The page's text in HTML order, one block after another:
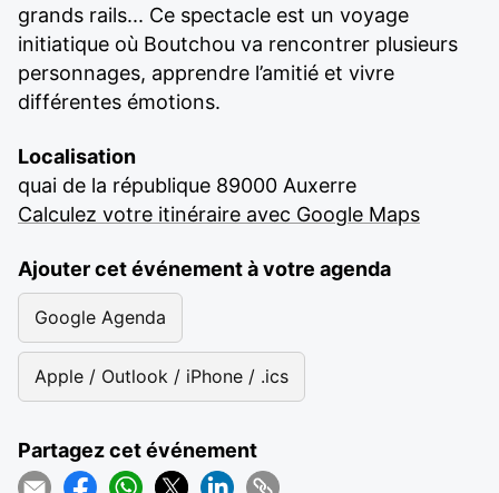
grands rails... Ce spectacle est un voyage
initiatique où Boutchou va rencontrer plusieurs
personnages, apprendre l’amitié et vivre
différentes émotions.
Localisation
quai de la république 89000 Auxerre
Calculez votre itinéraire avec Google Maps
Ajouter cet événement à votre agenda
Google Agenda
Apple / Outlook / iPhone / .ics
Partagez cet événement